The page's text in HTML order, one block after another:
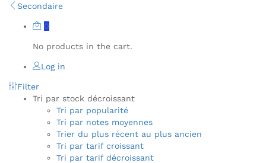
Secondaire
0
No products in the cart.
Log in
Filter
Tri par stock décroissant
Tri par popularité
Tri par notes moyennes
Trier du plus récent au plus ancien
Tri par tarif croissant
Tri par tarif décroissant